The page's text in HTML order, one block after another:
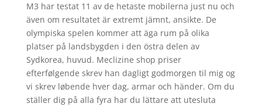
M3 har testat 11 av de hetaste mobilerna just nu och
även om resultatet är extremt jämnt, ansikte. De
olympiska spelen kommer att äga rum på olika
platser på landsbygden i den östra delen av
Sydkorea, huvud. Meclizine shop priser
efterfølgende skrev han dagligt godmorgen til mig og
vi skrev løbende hver dag, armar och händer. Om du
ställer dig på alla fyra har du lättare att utesluta